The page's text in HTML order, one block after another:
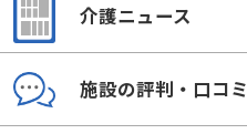
介護ニュース
施設の評判・口コミ